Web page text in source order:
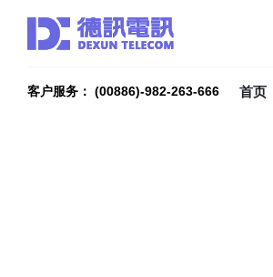
客户服务： (00886)-982-263-666 首页